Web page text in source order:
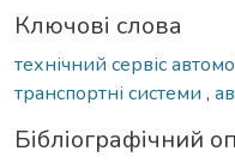
Ключові слова
технічний сервіс
транспортні системи ,
Бібліографічний